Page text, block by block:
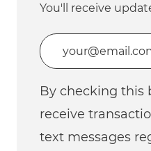
You'll receive
Enter Email address
By checking this
receive
text messages